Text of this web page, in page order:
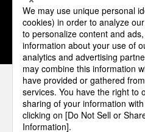
1 2 3
パナソニックの電気